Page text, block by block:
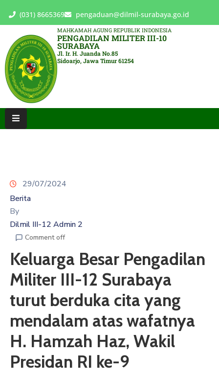
(031) 8665369 pengaduan@dilmil-surabaya.go.id
MAHKAMAH AGUNG REPUBLIK INDONESIA
PENGADILAN MILITER III-10
SURABAYA
Jl. Ir. H. Juanda No.85
Sidoarjo, Jawa Timur 61254
BERANDA
TENTANG
PENGADILAN
LAYANAN
HUKUM
LAYANAN
KINERJA
RB
ARTIKEL
GALERI
HUBUNGI
29/07/2024
Berita
By
Dilmil III-12 Admin 2
Comment off
Keluarga Besar Pengadilan
Militer III-12 Surabaya
turut berduka cita yang
mendalam atas wafatnya
H. Hamzah Haz, Wakil
Presidan RI ke-9